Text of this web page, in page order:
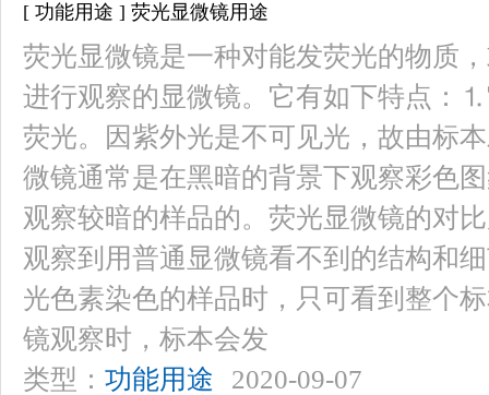
[ 功能用途 ] 荧光显微镜用途
荧光显微镜是一种对能发荧光的物质
进行观察的显微镜。它有如下特点：
荧光。因紫外光是不可见光，故由标
微镜通常是在黑暗的背景下观察彩色
观察较暗的样品的。荧光显微镜的对
观察到用普通显微镜看不到的结构和
光色素染色的样品时，只可看到整个
镜观察时，标本会发
类型： 功能用途 2020-09-07